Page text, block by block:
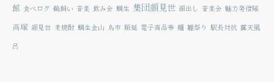
館 食べログ 鵜飼い 音楽 飲み会 鯛生 集団顔見世 顔出し 音楽会 魅力発信隊
高塚 顔見世 麦焼酎 鯛生金山 鳥市 順延 電子商品券 麺 雛祭り 駅長対抗 露天風
呂